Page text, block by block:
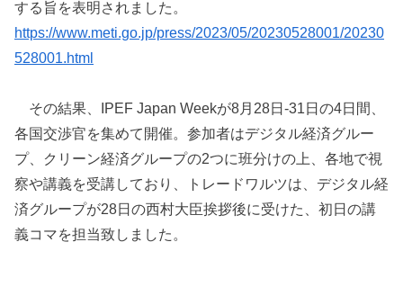
する旨を表明されました。
https://www.meti.go.jp/press/2023/05/20230528001/20230
528001.html
その結果、IPEF Japan Weekが8月28日-31日の4日間、
各国交渉官を集めて開催。参加者はデジタル経済グルー
プ、クリーン経済グループの2つに班分けの上、各地で視
察や講義を受講しており、トレードワルツは、デジタル経
済グループが28日の西村大臣挨拶後に受けた、初日の講
義コマを担当致しました。